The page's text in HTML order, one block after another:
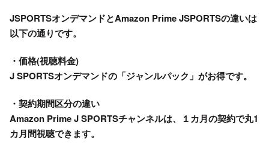
JSPORTSオンデマンドとAmazon Prime JSPORTSの違いは
以下の通りです。
・価格(視聴料金)
J SPORTSオンデマンドの「ジャンルパック」がお得です。
・契約期間区分の違い
Amazon Prime J SPORTSチャンネルは、１カ月の契約で丸1
カ月間視聴できます。